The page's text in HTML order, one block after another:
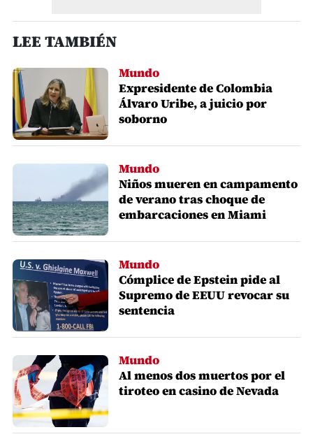
LEE TAMBIÉN
Mundo
Expresidente de Colombia
Álvaro Uribe, a juicio por
soborno
Mundo
Niños mueren en campamento
de verano tras choque de
embarcaciones en Miami
Mundo
Cómplice de Epstein pide al
Supremo de EEUU revocar su
sentencia
Mundo
Al menos dos muertos por el
tiroteo en casino de Nevada